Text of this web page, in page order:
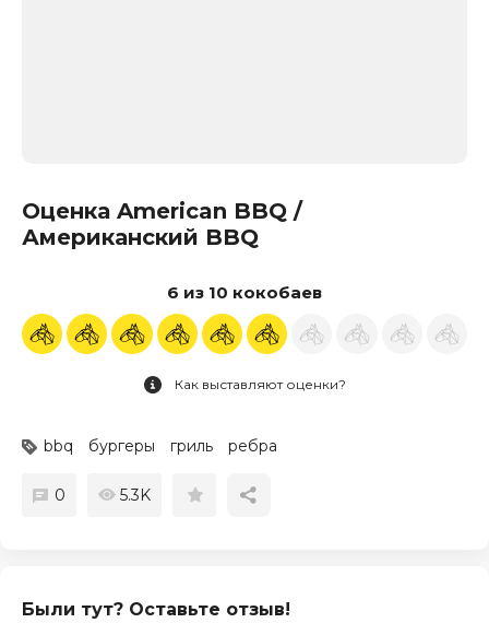
Оценка American BBQ /
Американский BBQ
6 из 10 кокобаев
Как выставляют оценки?
bbq бургеры гриль ребра
0 5.3K
Были тут? Оставьте отзыв!